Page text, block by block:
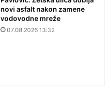
novi asfalt nakon zamene
vodovodne mreže
07.08.2026 13:32